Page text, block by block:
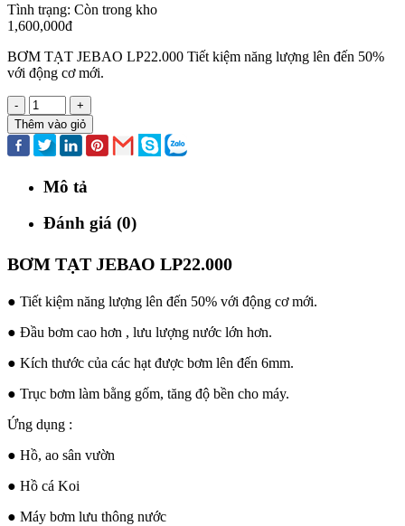
Tình trạng: Còn trong kho
1,600,000đ
BƠM TẠT JEBAO LP22.000 Tiết kiệm năng lượng lên đến 50%
với động cơ mới.
-
+
Thêm vào giỏ
Mô tả
Đánh giá (0)
BƠM TẠT JEBAO LP22.000
● Tiết kiệm năng lượng lên đến 50% với động cơ mới.
● Đầu bơm cao hơn , lưu lượng nước lớn hơn.
● Kích thước của các hạt được bơm lên đến 6mm.
● Trục bơm làm bằng gốm, tăng độ bền cho máy.
Ứng dụng :
● Hồ, ao sân vườn
● Hồ cá Koi
● Máy bơm lưu thông nước